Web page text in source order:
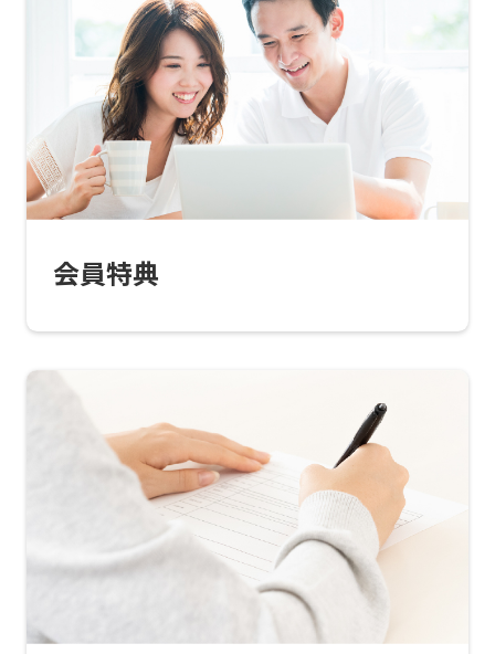
会員特典
Sports
is
automatically
translated
into
English.